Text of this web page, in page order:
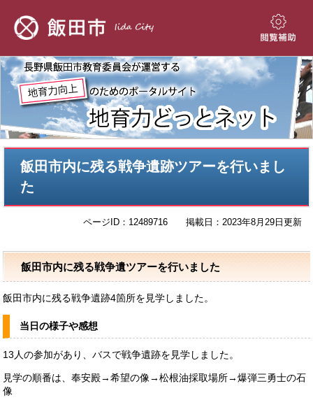
先
で
を
ば
て
本
閲
補
助
飯田市内に残る戦争遺跡ツアーを行いまし
た
ページID：12489716 掲載日：2023年8月29日更新
飯田市内に残る戦争遺ツアーを行いました
飯田市内に残る戦争遺跡4箇所を見学しました。
当日の様子や感想
13人の参加があり、バスで戦争遺跡を見学しました。
見学の順番は、奉安殿→希望の像→松根油採取場所→爆弾三勇士の石
像